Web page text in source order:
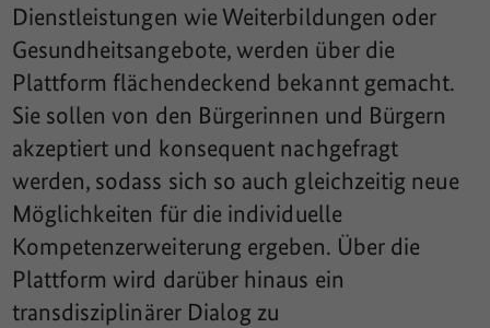
Dienstleistungen wie Weiterbildungen oder
Gesundheitsangebote, werden über die
Plattform flächendeckend bekannt gemacht.
Sie sollen von den Bürgerinnen und Bürgern
akzeptiert und konsequent nachgefragt
werden, sodass sich so auch gleichzeitig neue
Möglichkeiten für die individuelle
Kompetenzerweiterung ergeben. Über die
Plattform wird darüber hinaus ein
transdisziplinärer Dialog zu